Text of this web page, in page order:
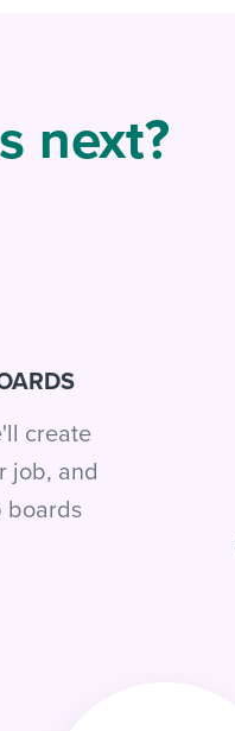
next?
create
job, and
boards